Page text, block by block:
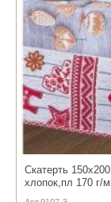
Скатерть
хлопок,пл 170 г/